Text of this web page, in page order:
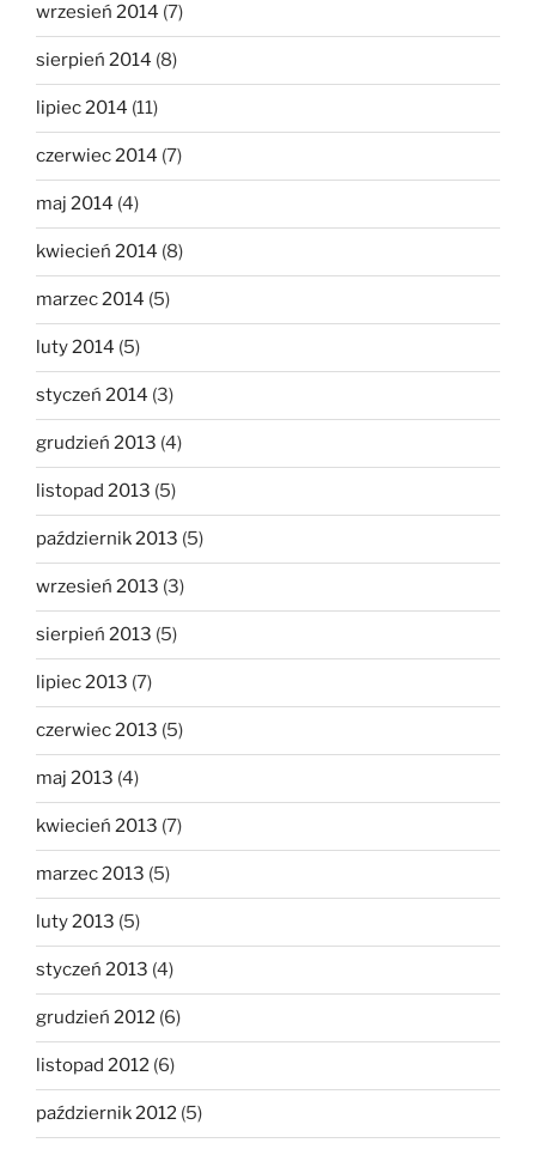
wrzesień 2014 (7)
sierpień 2014 (8)
lipiec 2014 (11)
czerwiec 2014 (7)
maj 2014 (4)
kwiecień 2014 (8)
marzec 2014 (5)
luty 2014 (5)
styczeń 2014 (3)
grudzień 2013 (4)
listopad 2013 (5)
październik 2013 (5)
wrzesień 2013 (3)
sierpień 2013 (5)
lipiec 2013 (7)
czerwiec 2013 (5)
maj 2013 (4)
kwiecień 2013 (7)
marzec 2013 (5)
luty 2013 (5)
styczeń 2013 (4)
grudzień 2012 (6)
listopad 2012 (6)
październik 2012 (5)